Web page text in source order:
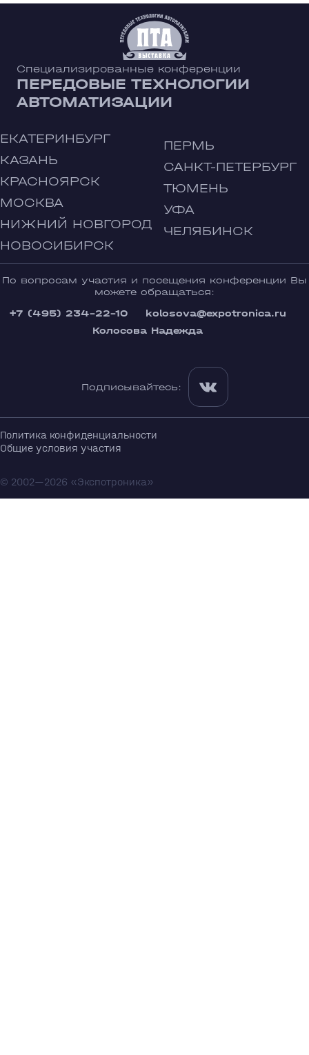
Специализированные конференции
ПЕРЕДОВЫЕ ТЕХНОЛОГИИ
АВТОМАТИЗАЦИИ
ЕКАТЕРИНБУРГ
КАЗАНЬ
КРАСНОЯРСК
МОСКВА
НИЖНИЙ НОВГОРОД
НОВОСИБИРСК
ПЕРМЬ
САНКТ-ПЕТЕРБУРГ
ТЮМЕНЬ
УФА
ЧЕЛЯБИНСК
По вопросам участия и посещения конференции Вы
можете обращаться:
+7 (495) 234-22-10
kolosova@expotronica.ru
Колосова Надежда
Подписывайтесь:
Политика конфиденциальности
Общие условия участия
© 2002—2026 «Экспотроника»